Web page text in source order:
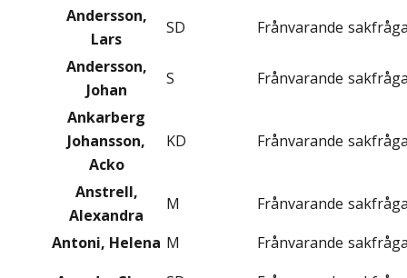
Andersson,
Lars
SD Frånvarande
Andersson,
Johan
S Frånvarande
Ankarberg
Johansson,
Acko
KD Frånvarande
Anstrell,
Alexandra
M Frånvarande
Antoni, Helena M Frånvarande